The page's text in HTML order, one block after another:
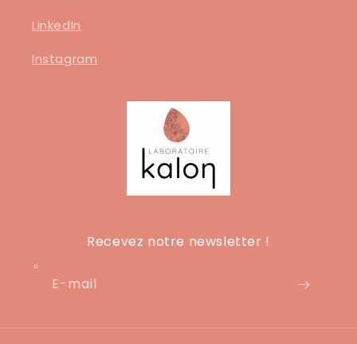
LinkedIn
Instagram
Recevez notre newsletter !
E-mail